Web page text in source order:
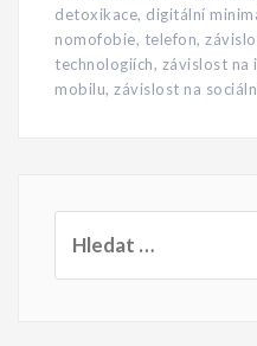
detoxikace, digitální
nomofobie, telefon,
technologiích, závislost na
mobilu, závislost na